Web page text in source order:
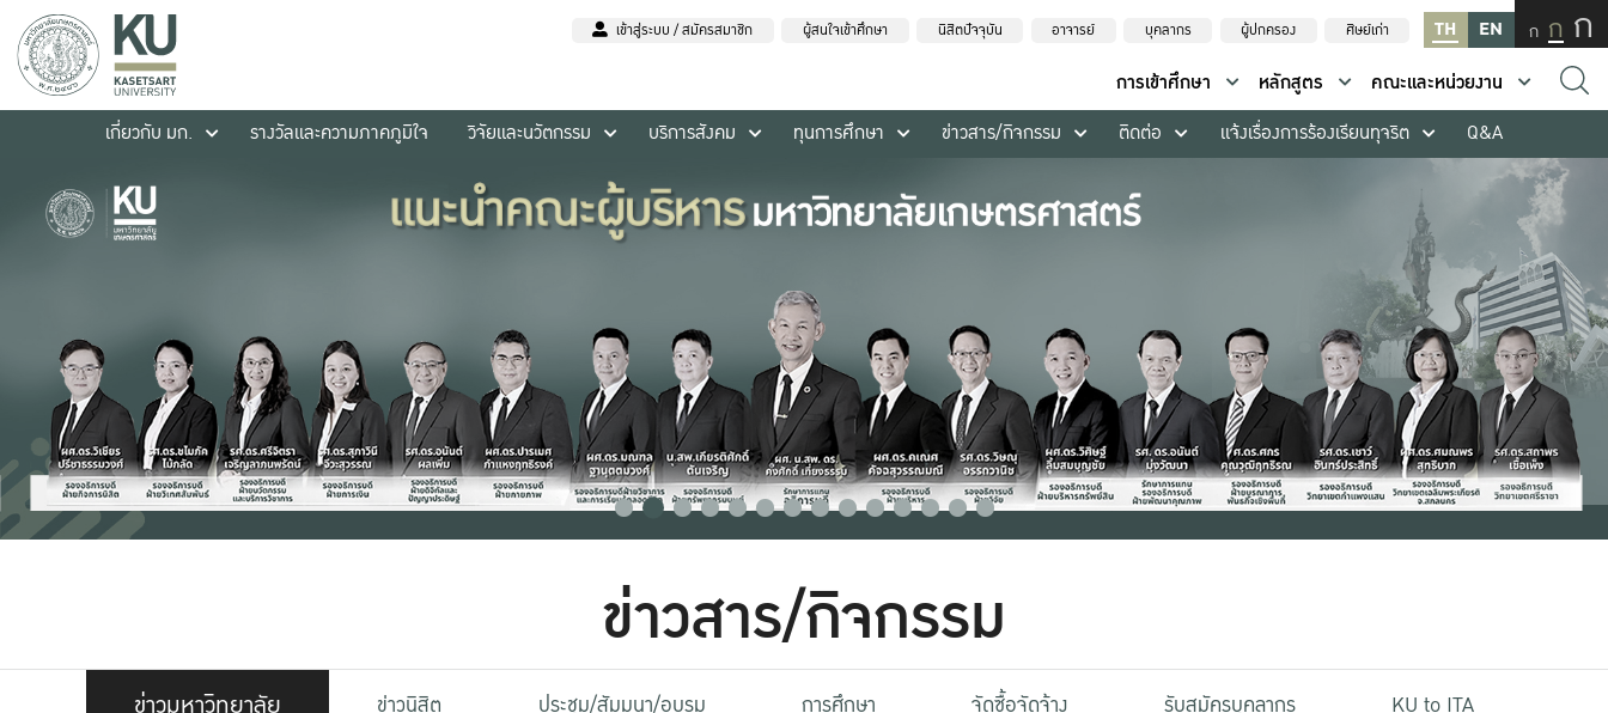
เข้าสู่ระบบ / สมัครสมาชิก ผู้สนใจเข้าศึกษา นิสิตปัจจุบัน อาจารย์ บุคลากร ผู้ปกครอง ศิษย์เก่า TH EN ก ก ก
การเข้าศึกษา หลักสูตร
คณะและหน่วยงาน
เกี่ยวกับ มก.
รางวัลและความภาคภูมิใจ วิจัยและนวัตกรรม บริการสังคม ทุนการศึกษา ข่าวสาร/กิจกรรม ติดต่อ แจ้งเรื่องการร้องเรียนทุจริต Q&A
ข่าวสาร/กิจกรรม
ข่าวนิสิต ประชุม/สัมมนา/อบรม การศึกษา จัดซื้อจัดจ้าง รับสมัครบุคลากร KU to ITA